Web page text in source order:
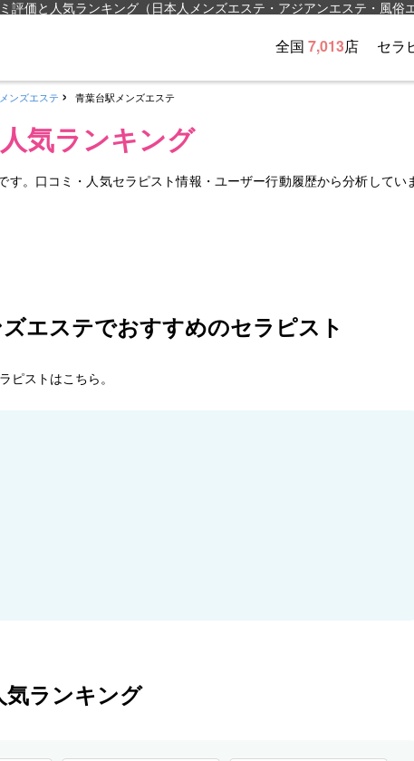
評価と人気ランキング（日本人メンズエステ・アジアンエステ・風俗
全国 7,013店 セラ
ンズエステ 青葉台駅メンズエステ
気ランキング
。口コミ・人気セラピスト情報・ユーザー行動履歴から分析してい
エステでおすすめのセラピスト
ピストはこちら。
ランキング